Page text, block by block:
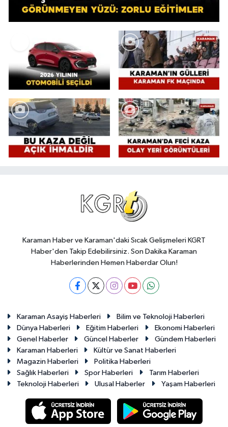
Karaman Haber ve Karaman'daki Sıcak Gelişmeleri KGRT
Haber'den Takip Edebilirsiniz. Son Dakika Karaman
Haberlerinden Hemen Haberdar Olun!
Karaman Asayiş Haberleri
Bilim ve Teknoloji Haberleri
Dünya Haberleri
Eğitim Haberleri
Ekonomi Haberleri
Genel Haberler
Güncel Haberler
Gündem Haberleri
Karaman Haberleri
Kültür ve Sanat Haberleri
Magazin Haberleri
Politika Haberleri
Sağlık Haberleri
Spor Haberleri
Tarım Haberleri
Teknoloji Haberleri
Ulusal Haberler Yaşam Haberleri